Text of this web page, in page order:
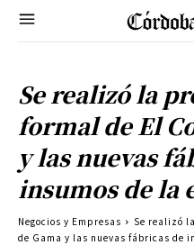
Se realizó la
formal de El
y las nuevas
insumos de la
Negocios y Empresas
Se realizó
de Gama y las nuevas fábricas de